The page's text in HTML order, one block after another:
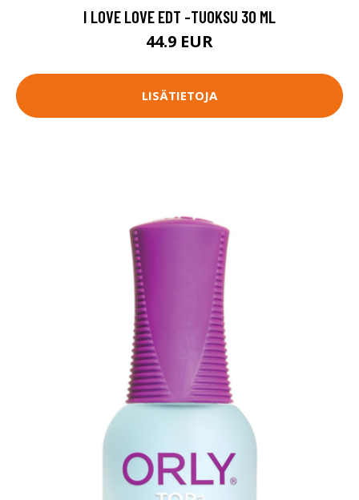
I LOVE LOVE EDT -TUOKSU 30 ML
44.9 EUR
LISÄTIETOJA